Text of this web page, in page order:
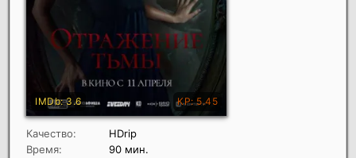
Качество:
HDrip
Время:
90 мин.